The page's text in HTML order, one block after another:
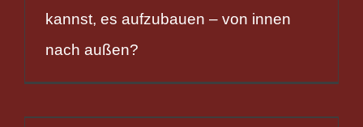
kannst, es aufzubauen – von innen
nach außen?